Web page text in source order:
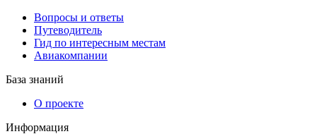
Вопросы и ответы
Путеводитель
Гид по интересным местам
Авиакомпании
База знаний
О проекте
Информация